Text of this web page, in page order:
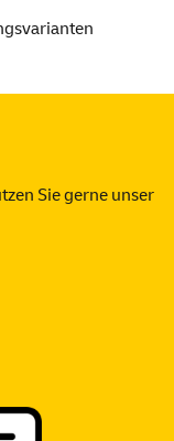
Sie gerne unser